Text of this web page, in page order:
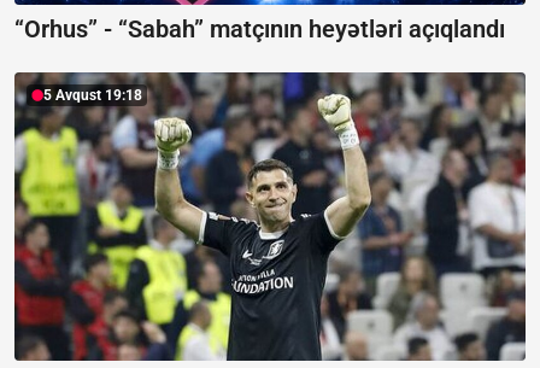
“Orhus” - “Sabah” matçının heyətləri açıqlandı
5 Avqust 19:18